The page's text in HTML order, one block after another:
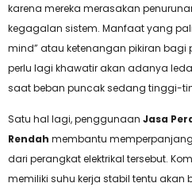
karena mereka merasakan
kegagalan sistem. Manfaat yang
mind” atau ketenangan pikiran
perlu lagi khawatir akan adanya
saat beban puncak sedang tinggi-
Satu hal lagi, penggunaan Jasa
Rendah membantu
dari perangkat elektrikal tersebut.
memiliki suhu kerja stabil tentu akan